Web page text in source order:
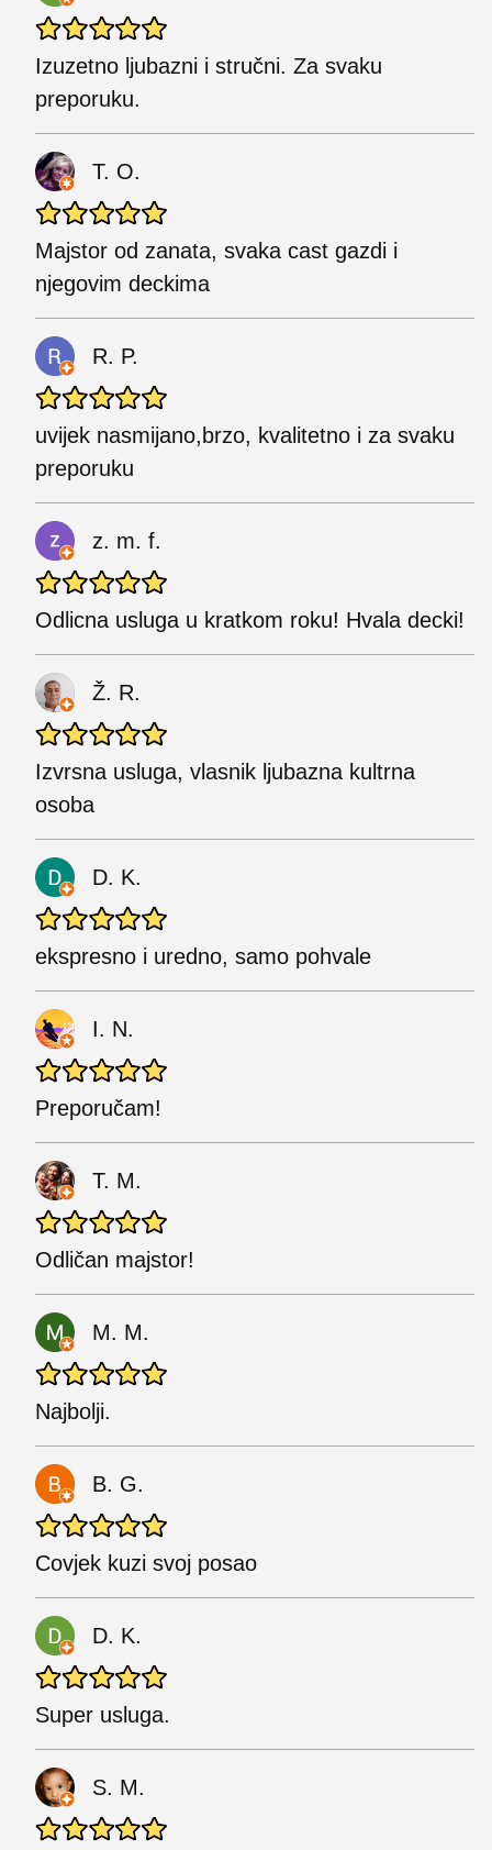
Izuzetno ljubazni i stručni. Za svaku
preporuku.
T. O.
Majstor od zanata, svaka cast gazdi i
njegovim deckima
R. P.
uvijek nasmijano,brzo, kvalitetno i za svaku
preporuku
z. m. f.
Odlicna usluga u kratkom roku! Hvala decki!
Ž. R.
Izvrsna usluga, vlasnik ljubazna kultrna
osoba
D. K.
ekspresno i uredno, samo pohvale
I. N.
Preporučam!
T. M.
Odličan majstor!
M. M.
Najbolji.
B. G.
Covjek kuzi svoj posao
D. K.
Super usluga.
S. M.